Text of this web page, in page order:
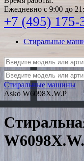
Ежедневно с 9:00 до
+7 (495) 175-
Стиральные
Стиральные машины
Asko W6098X.W.P